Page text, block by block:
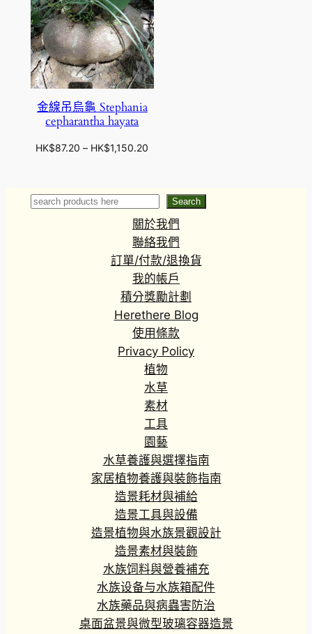
金線吊烏龜 Stephania
cepharantha hayata
HK$87.20 – HK$1,150.20
圍
：
H
K
$
8
7
.
2
0
到
H
K
$
1
,
1
5
0
.
2
0
Search Search
關於我們
聯絡我們
訂單/付款/退換貨
我的帳戶
積分獎勵計劃
Herethere Blog
使用條款
Privacy Policy
植物
水草
素材
工具
園藝
水草養護與選擇指南
家居植物養護與裝飾指南
造景耗材與補給
造景工具與設備
造景植物與水族景觀設計
造景素材與裝飾
水族饲料與營養補充
水族设备与水族箱配件
水族藥品與病蟲害防治
桌面盆景與微型玻璃容器造景